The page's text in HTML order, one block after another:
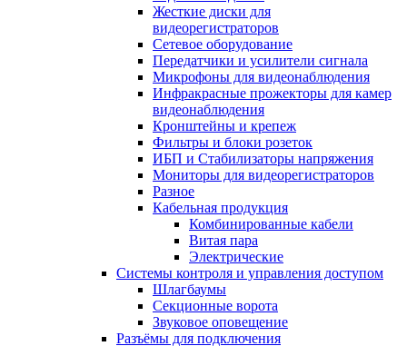
Жесткие диски для
видеорегистраторов
Сетевое оборудование
Передатчики и усилители сигнала
Микрофоны для видеонаблюдения
Инфракрасные прожекторы для камер
видеонаблюдения
Кронштейны и крепеж
Фильтры и блоки розеток
ИБП и Стабилизаторы напряжения
Мониторы для видеорегистраторов
Разное
Кабельная продукция
Комбинированные кабели
Витая пара
Электрические
Системы контроля и управления доступом
Шлагбаумы
Секционные ворота
Звуковое оповещение
Разъёмы для подключения